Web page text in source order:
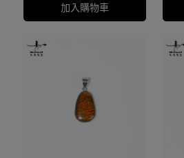
加入購物車